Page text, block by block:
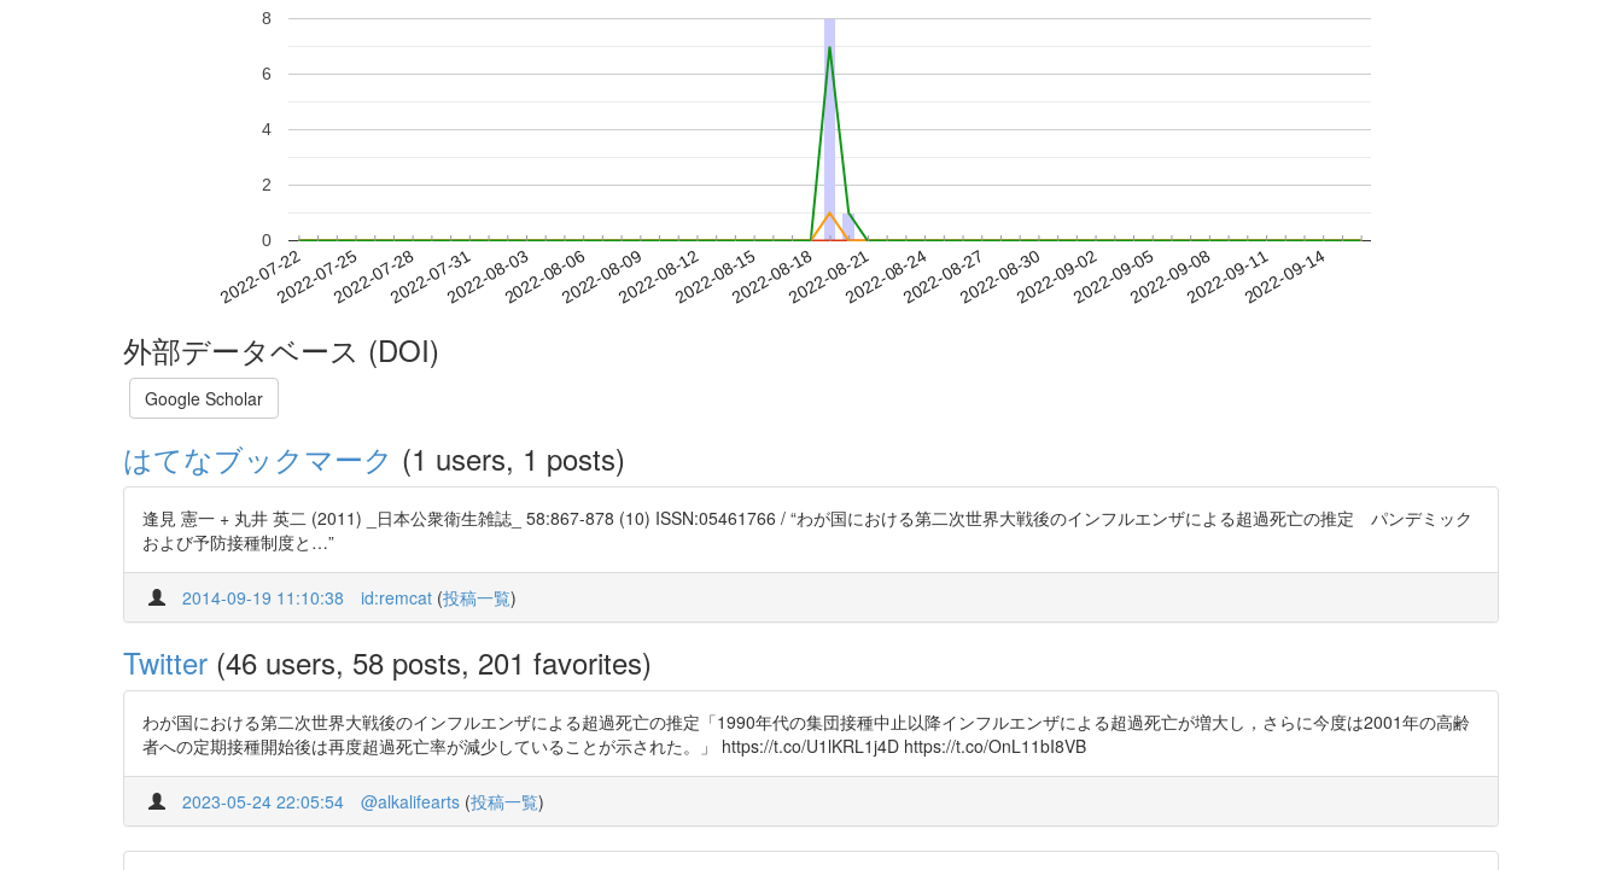
2022-07-222022-07-252022-07-282022-07-312022-08-032022-08-062022-08-092022-08-122022-08-152022-08-182022-08-212022-08-242022-08-272022-08-302022-09-022022-09-052022-09-082022-09-112022-09-14
0
2
4
6
8
外部データベース (DOI)
Google Scholar
はてなブックマーク (1 users, 1 posts)
逢見 憲一 + 丸井 英二 (2011) _日本公衆衛生雑誌_ 58:867-878 (10) ISSN:05461766 / “わが国における第二次世界大戦後のインフルエンザによる超過死亡の推定 パンデミック
および予防接種制度と…”
2014-09-19 11:10:38 id:remcat (投稿一覧)
Twitter (46 users, 58 posts, 201 favorites)
わが国における第二次世界大戦後のインフルエンザによる超過死亡の推定「1990年代の集団接種中止以降インフルエンザによる超過死亡が増大し，さらに今度は2001年の高齢
者への定期接種開始後は再度超過死亡率が減少していることが示された。」 https://t.co/U1lKRL1j4D https://t.co/OnL11bI8VB
2023-05-24 22:05:54 @alkalifearts (投稿一覧)